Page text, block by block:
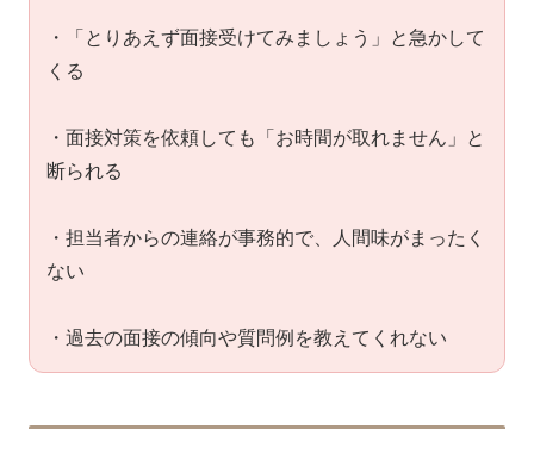
・「とりあえず面接受けてみましょう」と急かして
くる
・面接対策を依頼しても「お時間が取れません」と
断られる
・担当者からの連絡が事務的で、人間味がまったく
ない
・過去の面接の傾向や質問例を教えてくれない